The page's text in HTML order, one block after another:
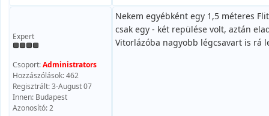
Expert
Csoport:Administrators
Hozzászólások: 462
Regisztrált: 3-August 07
Innen: Budapest
Azonosító: 2
Nekem egyébként egy 1,5 méteres
csak egy - két repülése volt, aztán
Vitorlázóba nagyobb légcsavart is rá